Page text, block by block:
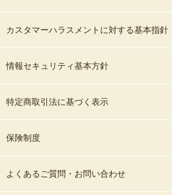
てくださり、終始安心してお願いすること
ができました。
誠実に向き合ってくださったおかげで、最
また機会がありましたら、ぜひあけださま
てくださり、本当にありがとうございまし
た！！！
カスタマーハラスメントに対する基本指針
情報セキュリティ基本方針
特定商取引法に基づく表示
保険制度
よくあるご質問・お問い合わせ